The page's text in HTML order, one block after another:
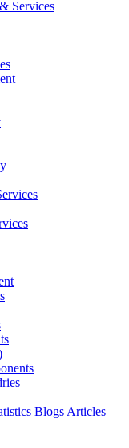
Services
Blogs Articles